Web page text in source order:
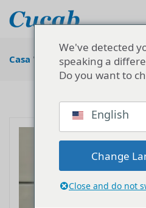
Casa " Soluzione per
We've detected
speaking a
Do you want to
English
Change
Close and do not